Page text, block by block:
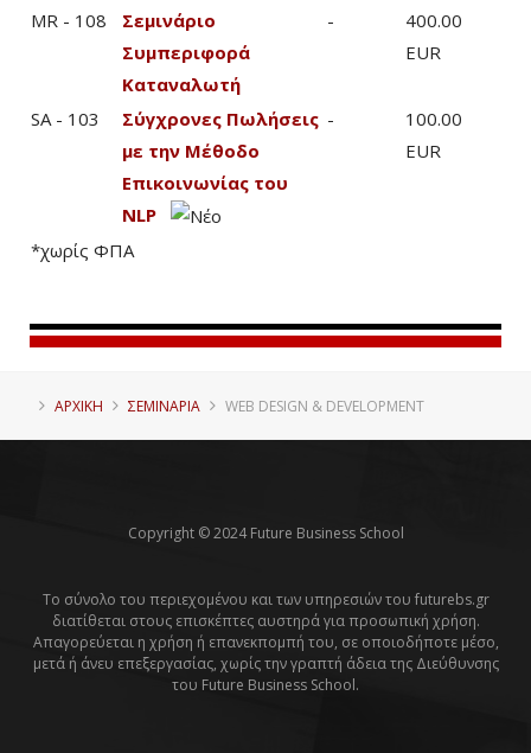
MR - 108
Σεμινάριο
Συμπεριφορά
Καταναλωτή
-
400.00
EUR
SA - 103
Σύγχρονες Πωλήσεις
με την Μέθοδο
Επικοινωνίας του
NLP
-
100.00
EUR
*χωρίς ΦΠΑ
ΑΡΧΙΚΗ ΣΕΜΙΝΑΡΙΑ WEB DESIGN & DEVELOPMENT
Copyright © 2024 Future Business School
Το σύνολο του περιεχομένου και των υπηρεσιών του futurebs.gr
διατίθεται στους επισκέπτες αυστηρά για προσωπική χρήση.
Απαγορεύεται η χρήση ή επανεκπομπή του, σε οποιοδήποτε μέσο,
μετά ή άνευ επεξεργασίας, χωρίς την γραπτή άδεια της Διεύθυνσης
του Future Business School.